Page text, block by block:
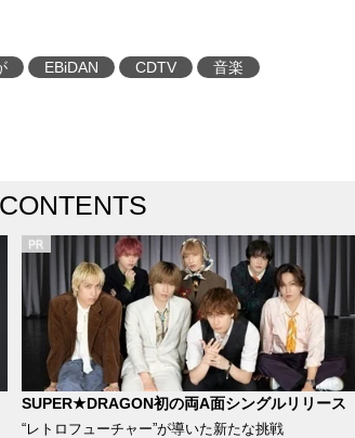
EBiDAN CDTV 音楽
SUPER★DRAGON初の両A面シングルリリース
“レトロフューチャー”が導いた新たな挑戦